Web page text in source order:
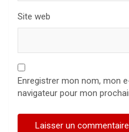
Site web
Enregistrer mon nom, mon
navigateur pour mon